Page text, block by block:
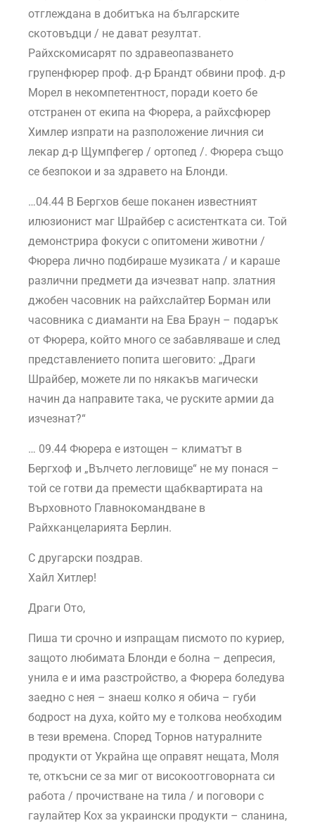
отглеждана в добитъка на българските
скотовъдци / не дават резултат.
Райхскомисарят по здравеопазването
групенфюрер проф. д-р Брандт обвини проф. д-р
Морел в некомпетентност, поради което бе
отстранен от екипа на Фюрера, а райхсфюрер
Химлер изпрати на разположение личния си
лекар д-р Щумпфегер / ортопед /. Фюрера също
се безпокои и за здравето на Блонди.
…04.44 В Бергхов беше поканен известният
илюзионист маг Шрайбер с асистентката си. Той
демонстрира фокуси с опитомени животни /
Фюрера лично подбираше музиката / и караше
различни предмети да изчезват напр. златния
джобен часовник на райхслайтер Борман или
часовника с диаманти на Ева Браун – подарък
от Фюрера, който много се забавляваше и след
представлението попита шеговито: „Драги
Шрайбер, можете ли по някакъв магически
начин да направите така, че руските армии да
изчезнат?“
… 09.44 Фюрера е изтощен – климатът в
Бергхоф и „Вълчето легловище“ не му понася –
той се готви да премести щабквартирата на
Върховното Главнокомандване в
Райхканцеларията Берлин.
С другарски поздрав.
Хайл Хитлер!
Драги Ото,
Пиша ти срочно и изпращам писмото по куриер,
защото любимата Блонди е болна – депресия,
унила е и има разстройство, а Фюрера боледува
заедно с нея – знаеш колко я обича – губи
бодрост на духа, който му е толкова необходим
в тези времена. Според Торнов натуралните
продукти от Украйна ще оправят нещата, Моля
те, откъсни се за миг от високоотговорната си
работа / прочистване на тила / и поговори с
гаулайтер Кох за украински продукти – сланина,